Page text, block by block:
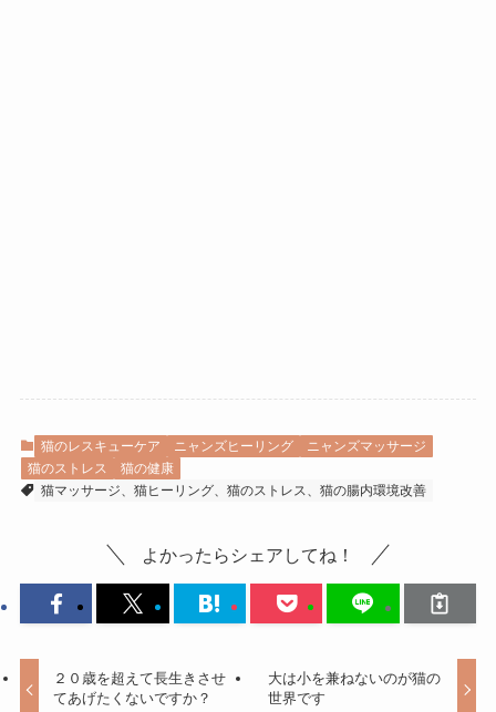
猫のレスキューケア ニャンズヒーリング
ニャンズマッサージ
猫のストレス
猫の健康
猫マッサージ、猫ヒーリング、猫のストレス、猫の腸内環境改善
よかったらシェアしてね！
２０歳を超えて長生きさせ
てあげたくないですか？
大は小を兼ねないのが猫の
世界です